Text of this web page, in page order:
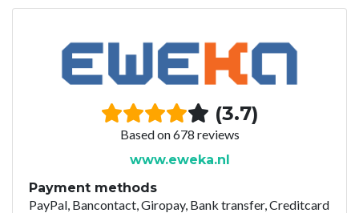
(3.7)
Based on 678 reviews
www.eweka.nl
Payment methods
PayPal, Bancontact, Giropay, Bank transfer, Creditcard